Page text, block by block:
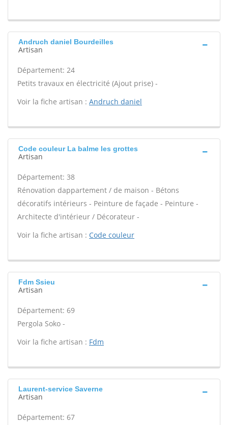
Andruch daniel Bourdeilles
Artisan
Département: 24
Petits travaux en électricité (Ajout prise) -
Voir la fiche artisan : Andruch daniel
Code couleur La balme les grottes
Artisan
Département: 38
Rénovation dappartement / de maison - Bétons
décoratifs intérieurs - Peinture de façade - Peinture -
Architecte d'intérieur / Décorateur -
Voir la fiche artisan : Code couleur
Fdm Ssieu
Artisan
Département: 69
Pergola Soko -
Voir la fiche artisan : Fdm
Laurent-service Saverne
Artisan
Département: 67